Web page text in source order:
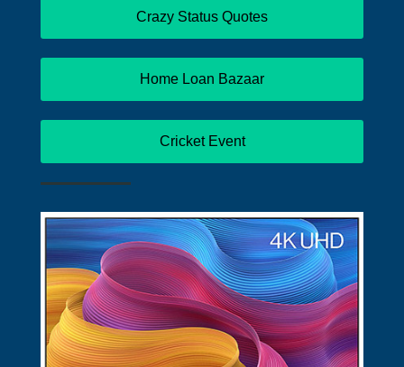
Crazy Status Quotes
Home Loan Bazaar
Cricket Event